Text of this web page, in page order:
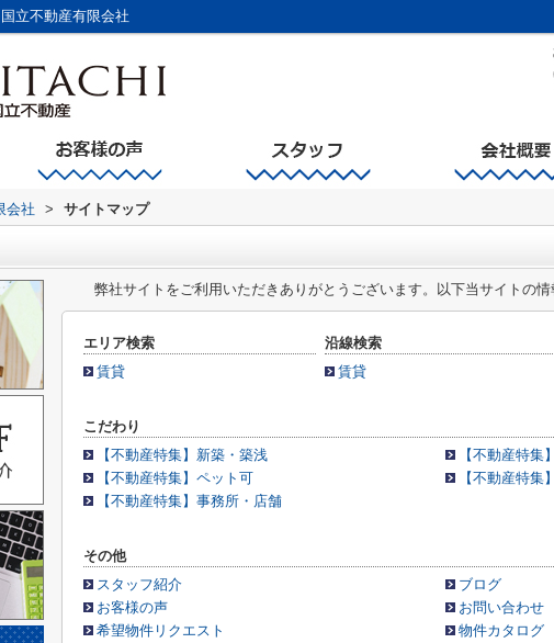
立不動産有限会社
会社 > サイトマップ
弊社サイトをご利用いただきありがとうございます。以下当サイトの
エリア検索
賃貸
沿線検索
賃貸
こだわり
【不動産特集】新築・築浅
【不動産特集
【不動産特集】ペット可
【不動産特集
【不動産特集】事務所・店舗
その他
スタッフ紹介
ブログ
お客様の声
お問い合わせ
希望物件リクエスト
物件カタログ